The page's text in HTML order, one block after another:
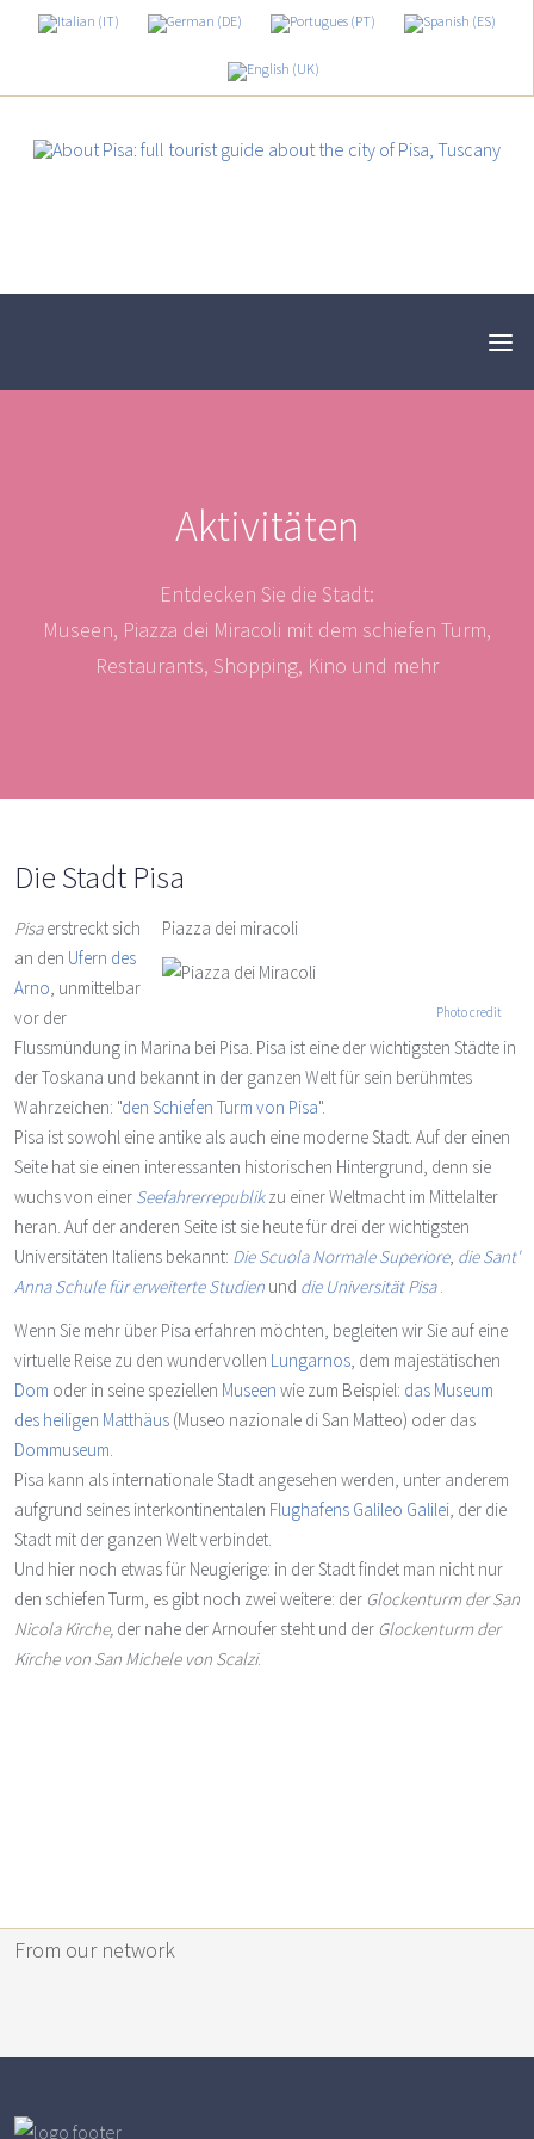
Aktivitäten
Entdecken Sie die Stadt:
Museen, Piazza dei Miracoli mit dem schiefen Turm,
Restaurants, Shopping, Kino und mehr
Die Stadt Pisa
Piazza dei miracoli
Photo credit
Pisaerstreckt sich
an den Ufern des
Arno, unmittelbar
vor der
Flussmündung in Marina bei Pisa. Pisa ist eine der wichtigsten Städte in
der Toskana und bekannt in der ganzen Welt für sein berühmtes
Wahrzeichen: "den Schiefen Turm von Pisa".
Pisa ist sowohl eine antike als auch eine moderne Stadt. Auf der einen
Seite hat sie einen interessanten historischen Hintergrund, denn sie
wuchs von einer Seefahrerrepublikzu einer Weltmacht im Mittelalter
heran. Auf der anderen Seite ist sie heute für drei der wichtigsten
Universitäten Italiens bekannt: Die Scuola Normale Superiore, die Sant'
Anna Schule für erweiterte Studien und die Universität Pisa.
Wenn Sie mehr über Pisa erfahren möchten, begleiten wir Sie auf eine
virtuelle Reise zu den wundervollen Lungarnos, dem majestätischen
Dom oder in seine speziellen Museen wie zum Beispiel: das Museum
des heiligen Matthäus (Museo nazionale di San Matteo) oder das
Dommuseum.
Pisa kann als internationale Stadt angesehen werden, unter anderem
aufgrund seines interkontinentalen Flughafens Galileo Galilei, der die
Stadt mit der ganzen Welt verbindet.
Und hier noch etwas für Neugierige: in der Stadt findet man nicht nur
den schiefen Turm, es gibt noch zwei weitere: der Glockenturm der San
Nicola Kirche, der nahe der Arnoufer steht und der Glockenturm der
Kirche von San Michele von Scalzi.
From our network